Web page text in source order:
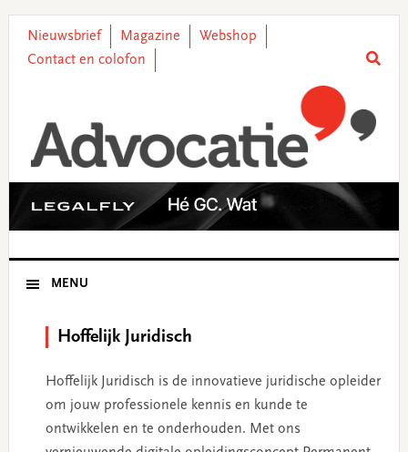
primary
main
primary
footer
Nieuwsbrief Magazine
Webshop
Contact en colofon
MENU
Hoffelijk Juridisch
Hoffelijk Juridisch is de innovatieve juridische opleider
om jouw professionele kennis en kunde te
ontwikkelen en te onderhouden. Met ons